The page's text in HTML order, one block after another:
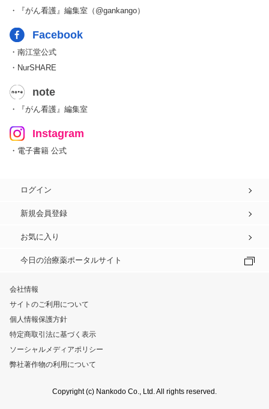
・『がん看護』編集室（@gankango）
Facebook
・南江堂公式
・NurSHARE
note
・『がん看護』編集室
Instagram
・電子書籍 公式
ログイン
新規会員登録
お気に入り
今日の治療薬ポータルサイト
会社情報
サイトのご利用について
個人情報保護方針
特定商取引法に基づく表示
ソーシャルメディアポリシー
弊社著作物の利用について
Copyright (c) Nankodo Co., Ltd. All rights reserved.